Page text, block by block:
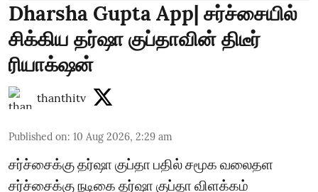
Dharsha Gupta App| சர்ச்சையில்
சிக்கிய தர்ஷா குப்தாவின் திடீர்
ரியாக்‌ஷன்
thanthitv
Published on: 10 Aug 2026, 2:29 am
சர்ச்சைக்கு தர்ஷா குப்தா பதில் சமூக வலைதள
சர்ச்சைக்கு நடிகை தர்ஷா குப்தா விளக்கம்